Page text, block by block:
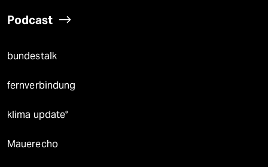
Podcast
bundestalk
fernverbindung
klima update°
Mauerecho